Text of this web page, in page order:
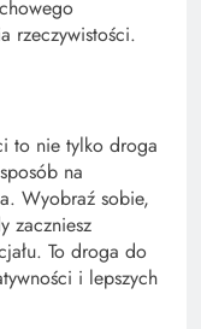
rzeczywistości.
to nie tylko droga
na
Wyobraź sobie,
zaczniesz
To droga do
i lepszych